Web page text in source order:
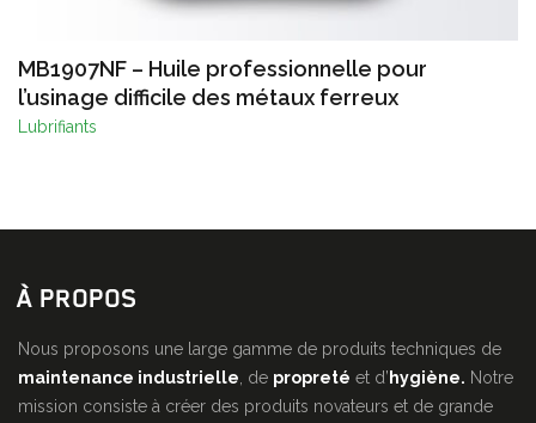
MB1907NF – Huile professionnelle pour
l’usinage difficile des métaux ferreux
Lubrifiants
À PROPOS
Nous proposons une large gamme de produits techniques de
maintenance industrielle , de propreté et d’ hygiène. Notre
mission consiste à créer des produits novateurs et de grande